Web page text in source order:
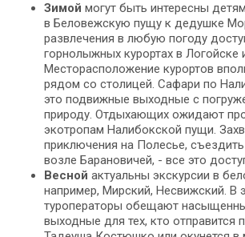
Зимой могут быть интересны
в Беловежскую пущу к дедушке
развлечения в любую погоду
горнолыжных курортах в Логойске
Месторасположение курортов
рядом со столицей. Сафари по
это подвижные выходные с
природу. Отдыхающих ожидают
экотропам Налибокской пущи.
приключения на Полесье,
возле Барановичей, - все это
Весной актуальны экскурсии в
например, Мирский, Несвижский. В
туроператоры обещают
выходные для тех, кто отправится